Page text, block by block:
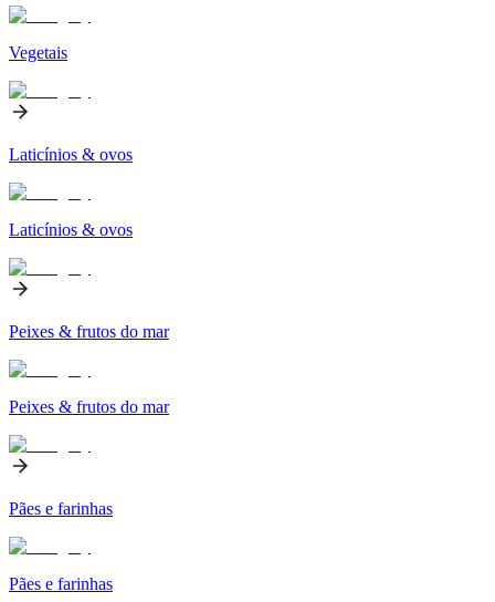
Vegetais
Laticínios & ovos
Laticínios & ovos
Peixes & frutos do mar
Peixes & frutos do mar
Pães e farinhas
Pães e farinhas